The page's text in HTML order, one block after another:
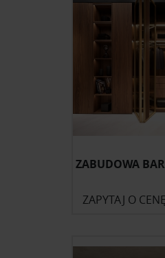
ZABUDOWA
ZAPYTAJ O